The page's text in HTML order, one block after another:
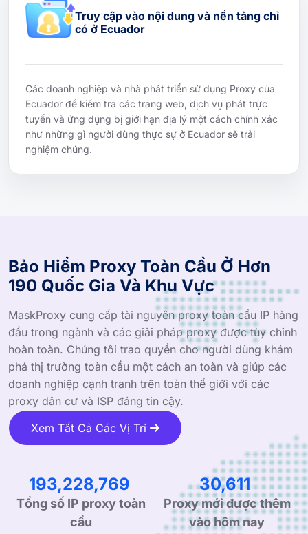
Truy cập vào nội dung và nền tảng chỉ
có ở Ecuador
Các doanh nghiệp và nhà phát triển sử dụng Proxy của
Ecuador để kiểm tra các trang web, dịch vụ phát trực
tuyến và ứng dụng bị giới hạn địa lý một cách chính xác
như những gì người dùng thực sự ở Ecuador sẽ trải
nghiệm chúng.
Bảo Hiểm Proxy Toàn Cầu Ở Hơn
190 Quốc Gia Và Khu Vực
MaskProxy cung cấp tài nguyên proxy toàn cầu IP hàng
đầu trong ngành và các giải pháp proxy được tùy chỉnh
hoàn toàn. Chúng tôi trao quyền cho người dùng khám
phá thị trường toàn cầu một cách an toàn và giúp các
doanh nghiệp cạnh tranh trên toàn thế giới với các
proxy dân cư và ISP đáng tin cậy.
Xem Tất Cả Các Vị Trí
292,012,389
Tổng số IP proxy toàn
cầu
46,261
Proxy mới được thêm
vào hôm nay